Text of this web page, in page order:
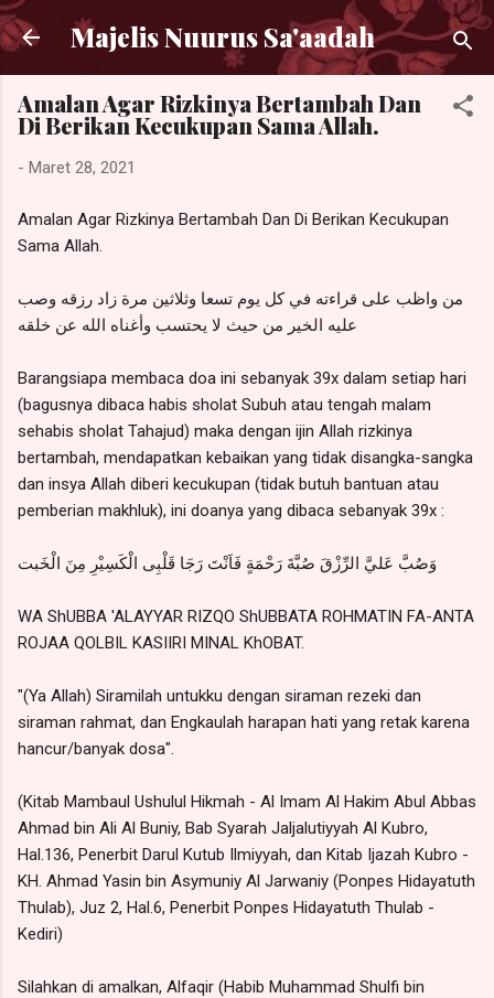
Langsung ke konten utama
Majelis Nuurus Sa'aadah
Amalan Agar Rizkinya Bertambah Dan
Di Berikan Kecukupan Sama Allah.
- Maret 28, 2021
Amalan Agar Rizkinya Bertambah Dan Di Berikan Kecukupan
Sama Allah.
من واظب على قراءته في كل يوم تسعا وثلاثين مرة زاد رزقه وصب
عليه الخير من حيث لا يحتسب وأغناه الله عن خلقه
Barangsiapa membaca doa ini sebanyak 39x dalam setiap hari
(bagusnya dibaca habis sholat Subuh atau tengah malam
sehabis sholat Tahajud) maka dengan ijin Allah rizkinya
bertambah, mendapatkan kebaikan yang tidak disangka-sangka
dan insya Allah diberi kecukupan (tidak butuh bantuan atau
pemberian makhluk), ini doanya yang dibaca sebanyak 39x :
وَصُبَّ عَليَّ الرِّزْقَ صُبَّةَ رَحْمَةٍ فَاَنْتَ رَجَا قَلْبِى الْكَسِيْرِ مِنَ الْخَبت
WA ShUBBA 'ALAYYAR RIZQO ShUBBATA ROHMATIN FA-ANTA
ROJAA QOLBIL KASIIRI MINAL KhOBAT.
"(Ya Allah) Siramilah untukku dengan siraman rezeki dan
siraman rahmat, dan Engkaulah harapan hati yang retak karena
hancur/banyak dosa".
(Kitab Mambaul Ushulul Hikmah - Al Imam Al Hakim Abul Abbas
Ahmad bin Ali Al Buniy, Bab Syarah Jaljalutiyyah Al Kubro,
Hal.136, Penerbit Darul Kutub Ilmiyyah, dan Kitab Ijazah Kubro -
KH. Ahmad Yasin bin Asymuniy Al Jarwaniy (Ponpes Hidayatuth
Thulab), Juz 2, Hal.6, Penerbit Ponpes Hidayatuth Thulab -
Kediri)
Silahkan di amalkan, Alfaqir (Habib Muhammad Shulfi bin